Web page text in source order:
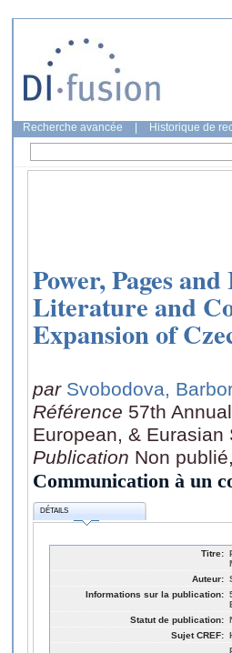
Recherche avancée Historique de
Power, Pages
Literature and
Expansion of
par Svobodova,
Référence 57th
European, & Eurasian
Publication Non
Communication à un
DÉTAILS
Titre:
Auteur:
Informations sur la publication:
Statut de publication:
Sujet CREF: